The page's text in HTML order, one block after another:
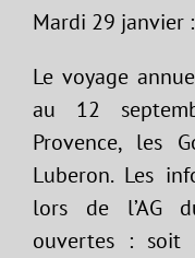
Mardi 29 janvier
Le voyage
au 12
Provence, les
Luberon. Les
lors de l’AG
ouvertes :